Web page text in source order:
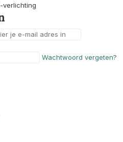
Wachtwoord vergeten?